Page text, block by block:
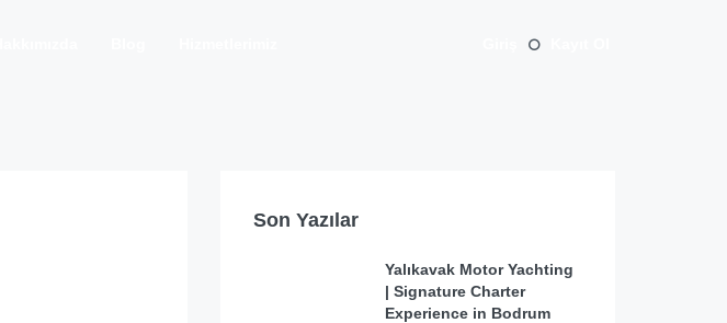
Son Yazılar
Yalıkavak Motor Yachting
| Signature Charter
Experience in Bodrum